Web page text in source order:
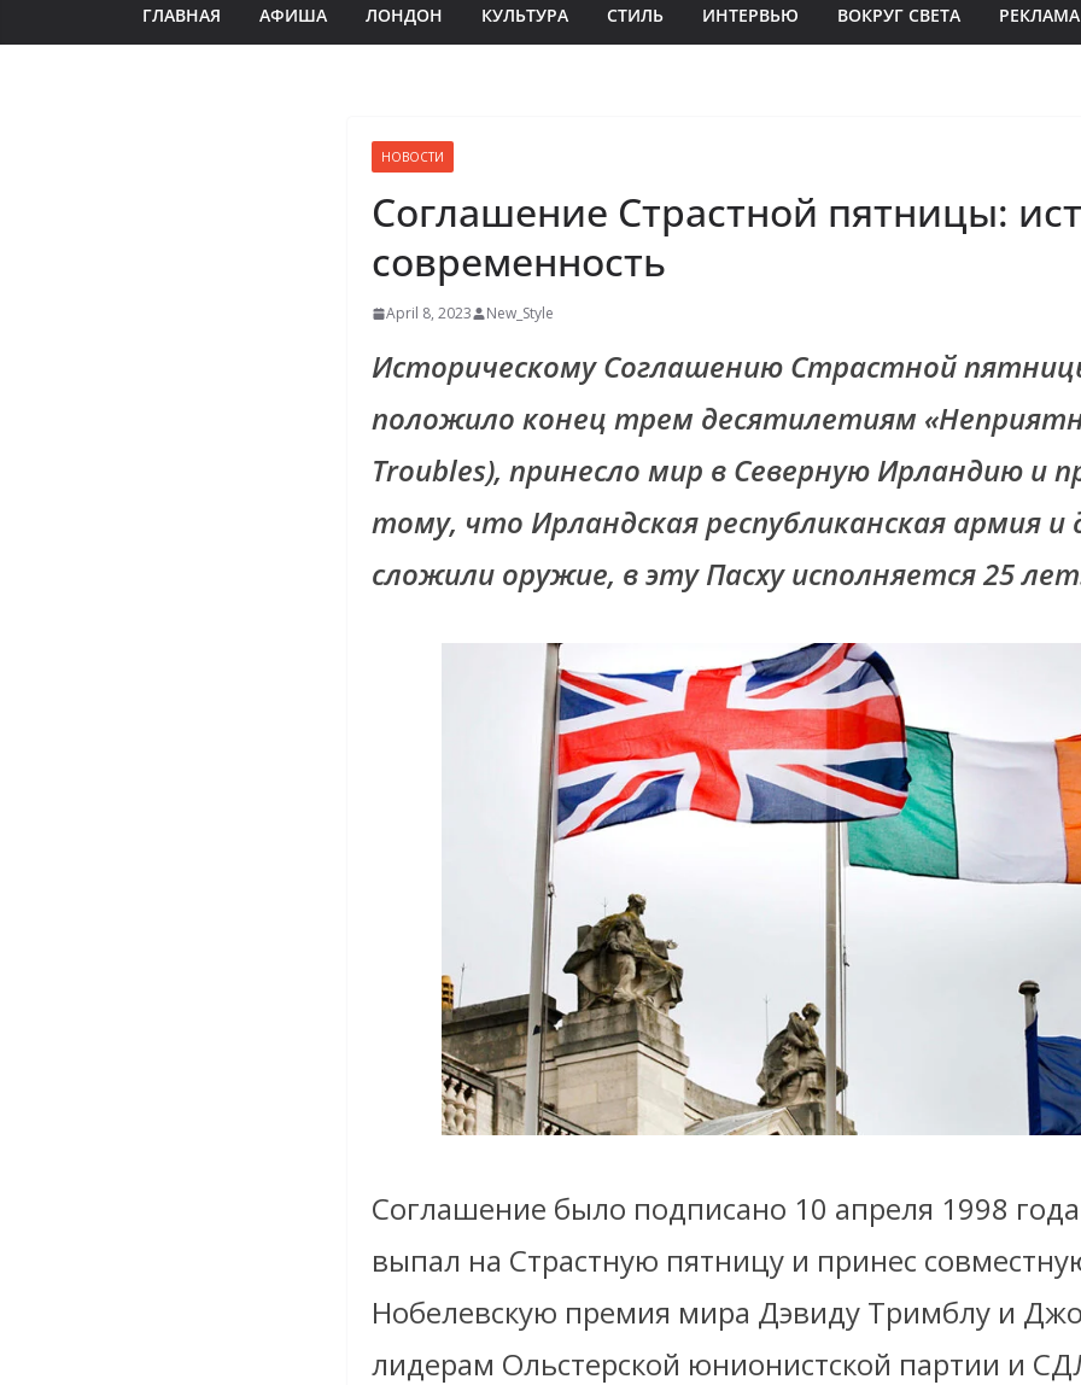
ГЛАВНАЯ АФИША ЛОНДОН КУЛЬТУРА СТИЛЬ ИНТЕРВЬЮ ВОКРУГ СВЕТА РЕКЛАМА
НОВОСТИ
Соглашение Страстной пятницы:
современность
April 8, 2023 New_Style
Историческому Соглашению Страстной
положило конец трем десятилетиям
Troubles), принесло мир в Северную Ирландию и
тому, что Ирландская республиканская армия и
сложили оружие, в эту Пасху исполняется 25
Соглашение было подписано 10 апреля 1998
выпал на Страстную пятницу и принес
Нобелевскую премия мира Дэвиду Тримблу и
лидерам Ольстерской юнионистской партии и